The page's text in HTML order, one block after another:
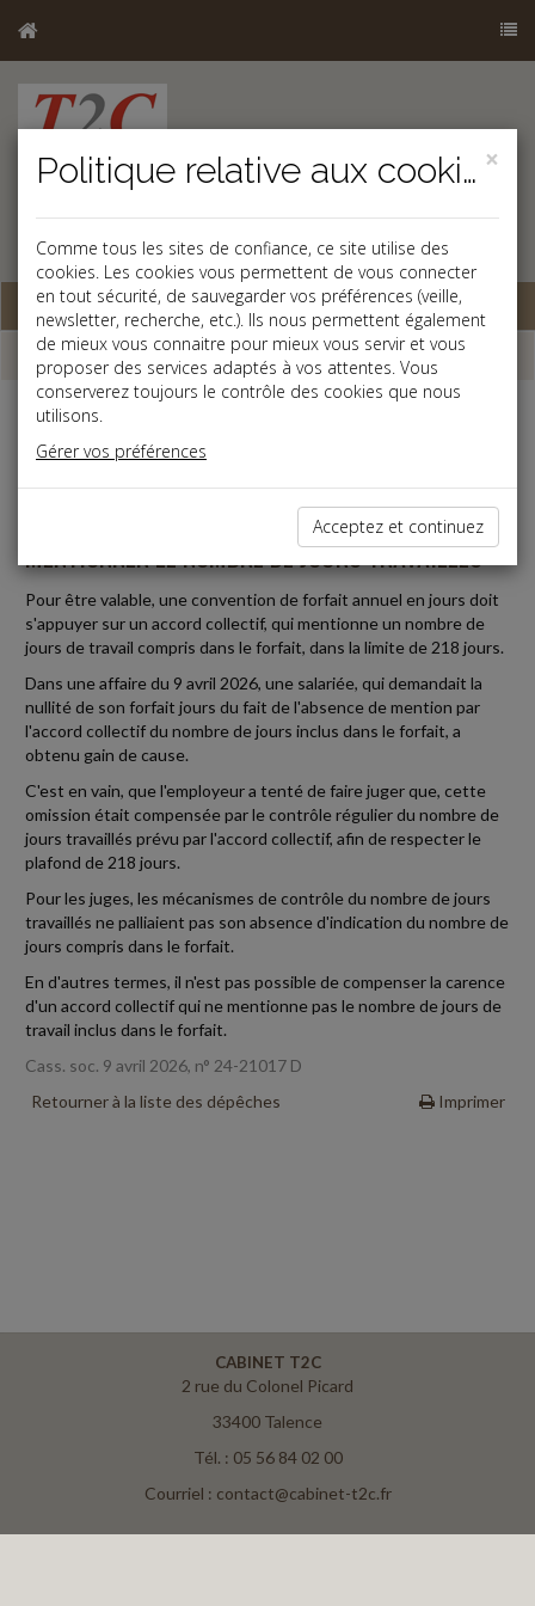
Base documentaire
Dépêches
Social
FORFAIT JOURS : L'ACCORD COLLECTIF DOIT
MENTIONNER LE NOMBRE DE JOURS TRAVAILLÉS
Pour être valable, une convention de forfait annuel en jours doit
s'appuyer sur un accord collectif, qui mentionne un nombre de
jours de travail compris dans le forfait, dans la limite de 218 jours.
Dans une affaire du 9 avril 2026, une salariée, qui demandait la
nullité de son forfait jours du fait de l'absence de mention par
l'accord collectif du nombre de jours inclus dans le forfait, a
obtenu gain de cause.
C'est en vain, que l'employeur a tenté de faire juger que, cette
omission était compensée par le contrôle régulier du nombre de
jours travaillés prévu par l'accord collectif, afin de respecter le
plafond de 218 jours.
Pour les juges, les mécanismes de contrôle du nombre de jours
travaillés ne palliaient pas son absence d'indication du nombre de
jours compris dans le forfait.
En d'autres termes, il n'est pas possible de compenser la carence
d'un accord collectif qui ne mentionne pas le nombre de jours de
travail inclus dans le forfait.
Cass. soc. 9 avril 2026, n° 24-21017 D
Retourner à la liste des dépêches
Imprimer
CABINET T2C
2 rue du Colonel Picard
33400 Talence
Tél. : 05 56 84 02 00
Courriel : contact@cabinet-t2c.fr
×
Politique relative aux cookies
Comme tous les sites de confiance, ce site utilise des
cookies. Les cookies vous permettent de vous connecter
en tout sécurité, de sauvegarder vos préférences (veille,
newsletter, recherche, etc.). Ils nous permettent également
de mieux vous connaitre pour mieux vous servir et vous
proposer des services adaptés à vos attentes. Vous
conserverez toujours le contrôle des cookies que nous
utilisons.
Gérer vos préférences
Acceptez et continuez